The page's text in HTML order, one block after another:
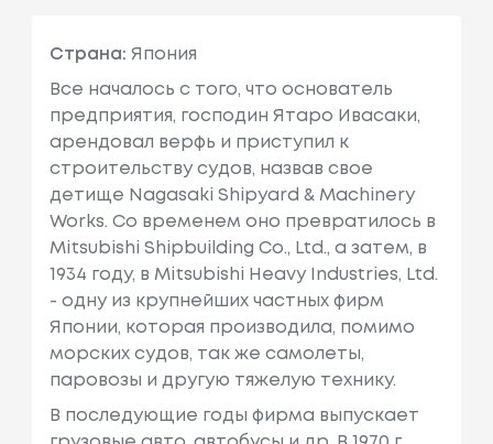
Страна: Япония
Все началось с того, что основатель
предприятия, господин Ятаро Ивасаки,
арендовал верфь и приступил к
строительству судов, назвав свое
детище Nagasaki Shipyard & Machinery
Works. Со временем оно превратилось в
Mitsubishi Shipbuilding Co., Ltd., а затем, в
1934 году, в Mitsubishi Heavy Industries, Ltd.
- одну из крупнейших частных фирм
Японии, которая производила, помимо
морских судов, так же самолеты,
паровозы и другую тяжелую технику.
В последующие годы фирма выпускает